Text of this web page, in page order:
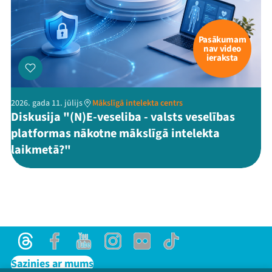
Pasākumam
nav video
ieraksta
2026. gada 11. jūlijs Mākslīgā intelekta centrs
Diskusija "(N)E-veseliba - valsts veselības
platformas nākotne mākslīgā intelekta
laikmetā?"
ThreadsFacebookYoutubeInstagram
Flick TikTok
Sazinies ar mums